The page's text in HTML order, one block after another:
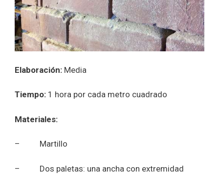
Elaboración: Media
Tiempo: 1 hora por cada metro cuadrado
Materiales:
– Martillo
– Dos paletas: una ancha con extremidad